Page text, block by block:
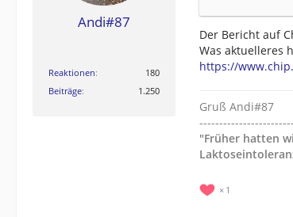
Andi#87
Reaktionen
180
Beiträge
1.250
Der Bericht auf
Was aktuelleres
https://
Gruß Andi#87
"Früher hatten
1